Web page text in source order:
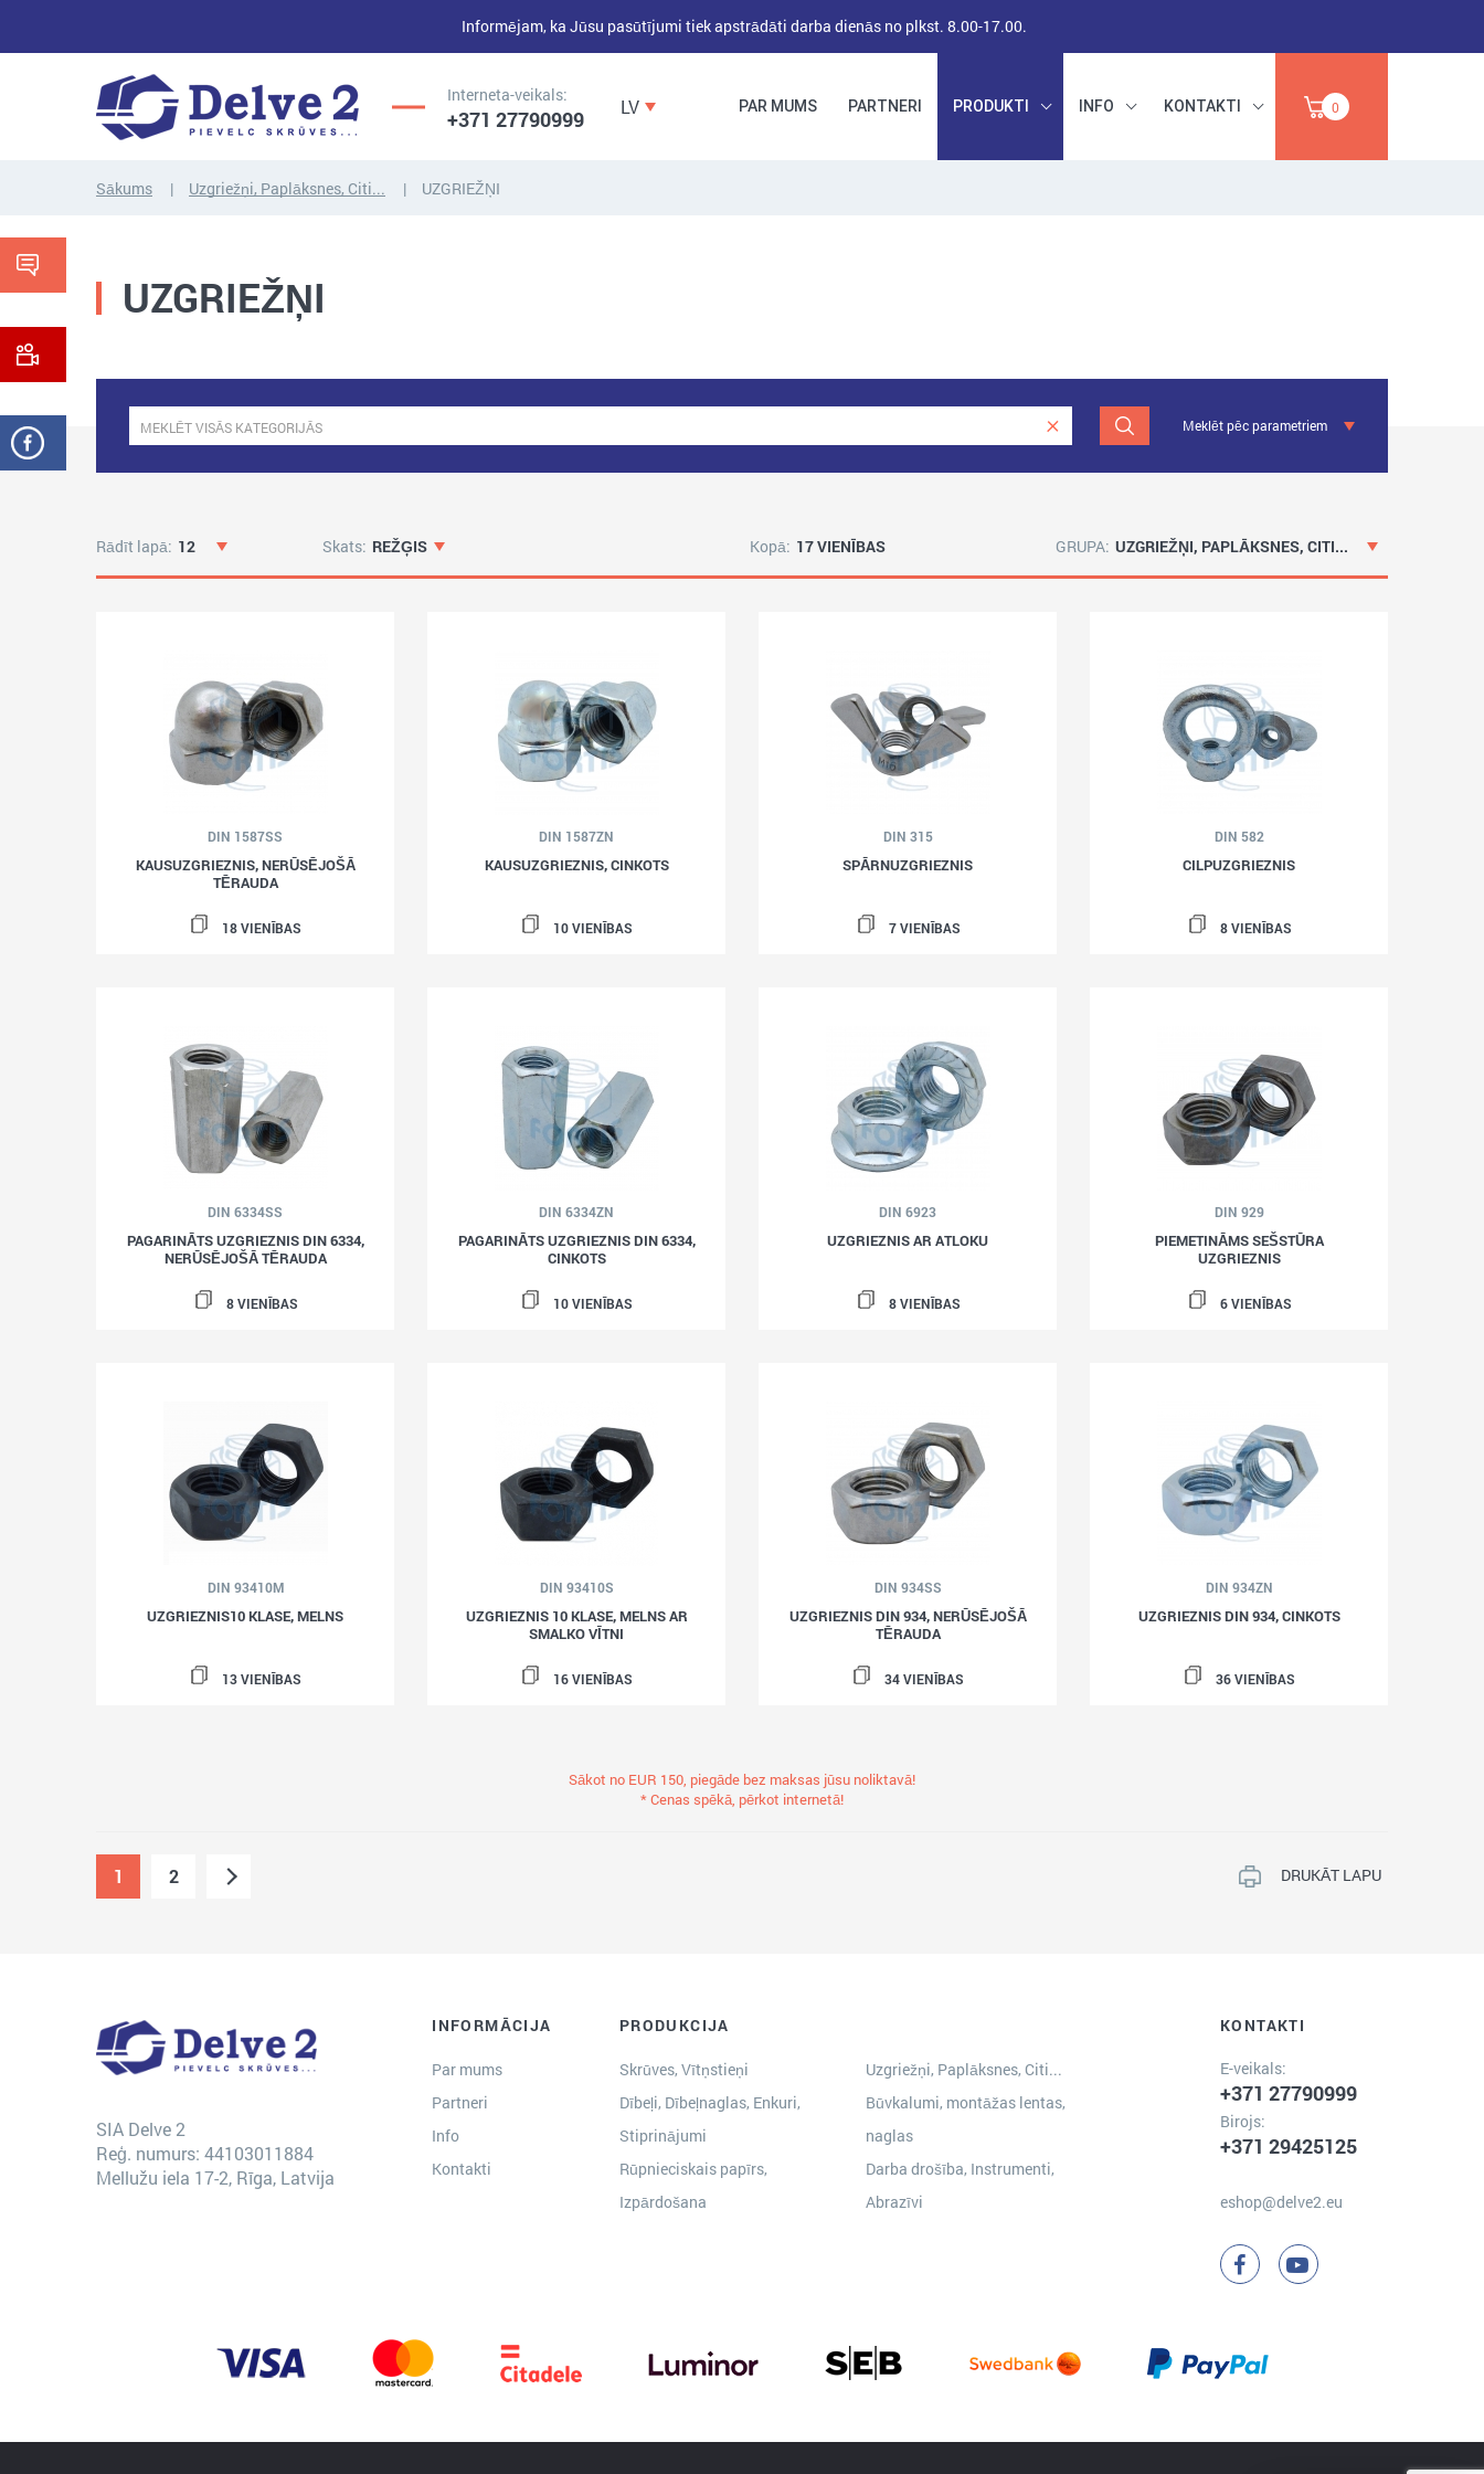
Informējam, ka Jūsu pasūtījumi tiek apstrādāti darba dienās no plkst. 8.00-17.00.
Interneta-veikals:
+371 27790999 LV PAR MUMS PARTNERI PRODUKTI
SKRŪVES,
VĪTŅSTIEŅI
PAPLĀKSNES,
INFO KONTAKTI 0
Sākums Uzgriežņi, Paplāksnes, Citi... UZGRIEŽŅI
UZGRIEŽŅI
Meklēt pēc parametriem
Rādīt lapā: 12 Skats: REŽĢIS Kopā: 17 VIENĪBAS GRUPA: UZGRIEŽŅI, PAPLĀKSNES, CITI...
DIN 1587SS
KAUSUZGRIEZNIS, NERŪSĒJOŠĀ
TĒRAUDA
18 VIENĪBAS
DIN 1587ZN
KAUSUZGRIEZNIS, CINKOTS
10 VIENĪBAS
DIN 315
SPĀRNUZGRIEZNIS
7 VIENĪBAS
DIN 582
CILPUZGRIEZNIS
8 VIENĪBAS
DIN 6334SS
PAGARINĀTS UZGRIEZNIS DIN 6334,
NERŪSĒJOŠĀ TĒRAUDA
8 VIENĪBAS
DIN 6334ZN
PAGARINĀTS UZGRIEZNIS DIN 6334,
CINKOTS
10 VIENĪBAS
DIN 6923
UZGRIEZNIS AR ATLOKU
8 VIENĪBAS
DIN 929
PIEMETINĀMS SEŠSTŪRA
UZGRIEZNIS
6 VIENĪBAS
DIN 93410M
UZGRIEZNIS10 KLASE, MELNS
13 VIENĪBAS
DIN 93410S
UZGRIEZNIS 10 KLASE, MELNS AR
SMALKO VĪTNI
16 VIENĪBAS
DIN 934SS
UZGRIEZNIS DIN 934, NERŪSĒJOŠĀ
TĒRAUDA
34 VIENĪBAS
DIN 934ZN
UZGRIEZNIS DIN 934, CINKOTS
36 VIENĪBAS
Sākot no EUR 150, piegāde bez maksas jūsu noliktavā!
* Cenas spēkā, pērkot internetā!
1 2 DRUKĀT LAPU
SIA Delve 2
Reģ. numurs: 44103011884
Mellužu iela 17-2, Rīga, Latvija
INFORMĀCIJA
Par mums
Partneri
Info
Kontakti
PRODUKCIJA
Skrūves, Vītņstieņi
Uzgriežņi, Paplāksnes, Citi...
Dībeļi, Dībeļnaglas, Enkuri,
Stiprinājumi
Būvkalumi, montāžas lentas,
naglas
Rūpnieciskais papīrs,
Izpārdošana
Darba drošība, Instrumenti,
Abrazīvi
KONTAKTI
E-veikals:
+371 27790999
Birojs:
+371 29425125
eshop@delve2.eu